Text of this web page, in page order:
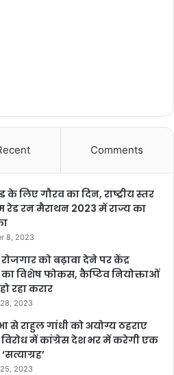
Comments
के लिए गौरव का दिन, राष्ट्रीय स्तर
रेड रन मैराथन 2023 में राज्य का
8, 2023
रोजगार को बढ़ावा देने पर केंद्र
विशेष फोकस, कैप्टिव नियोक्ताओं
रहा करार
2023
से राहुल गांधी को अयोग्य ठहराए
में कांग्रेस देश भर में करेगी एक
2023